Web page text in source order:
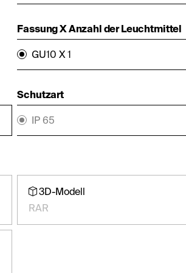
Fassung X Anzahl der Leuchtmittel
GU10 X 1
Schutzart
IP 65
3D-Modell
RAR